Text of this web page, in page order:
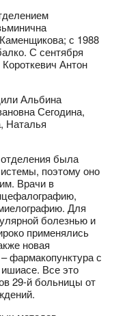
с 1988
С сентября
Антон
Альбина
Сегодина,
Наталья
была
поэтому оно
Врачи в
Для
болезнью и
применялись
новая
фармакопунктура с
Все это
29-й больницы от